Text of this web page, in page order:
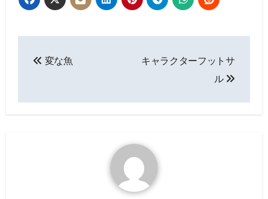
シ
変な魚
キャラクターフットサ
ル